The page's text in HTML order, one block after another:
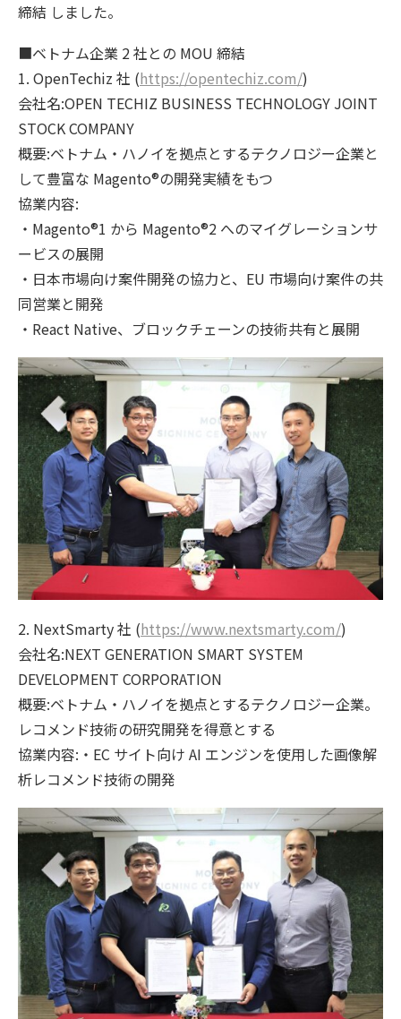
締結 しました。
■ベトナム企業 2 社との MOU 締結
1. OpenTechiz 社 (https://opentechiz.com/)
会社名:OPEN TECHIZ BUSINESS TECHNOLOGY JOINT
STOCK COMPANY
概要:ベトナム・ハノイを拠点とするテクノロジー企業と
して豊富な Magento®の開発実績をもつ
協業内容:
・Magento®1 から Magento®2 へのマイグレーションサ
ービスの展開
・日本市場向け案件開発の協力と、EU 市場向け案件の共
同営業と開発
・React Native、ブロックチェーンの技術共有と展開
2. NextSmarty 社 (https://www.nextsmarty.com/)
会社名:NEXT GENERATION SMART SYSTEM
DEVELOPMENT CORPORATION
概要:ベトナム・ハノイを拠点とするテクノロジー企業。
レコメンド技術の研究開発を得意とする
協業内容:・EC サイト向け AI エンジンを使用した画像解
析レコメンド技術の開発